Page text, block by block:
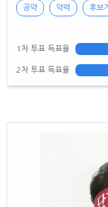
공약 약력 후보
1차 투표 득표율
2차 투표 득표율